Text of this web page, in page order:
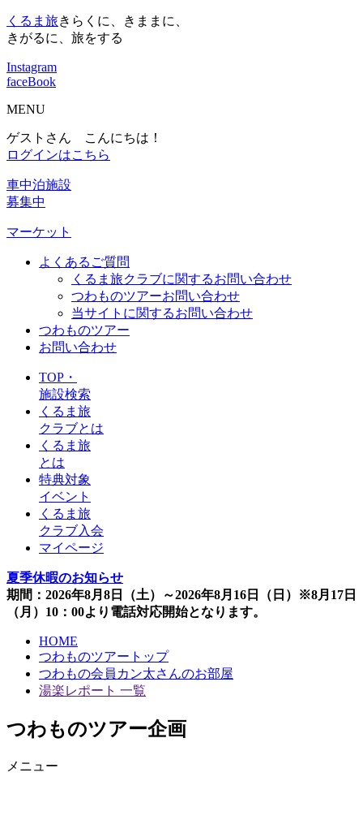
くるま旅きらくに、きままに、
きがるに、旅をする
Instagram
faceBook
MENU
ゲストさん こんにちは！
ログインはこちら
車中泊施設
募集中
マーケット
よくあるご質問
くるま旅クラブに関するお問い合わせ
つわものツアーお問い合わせ
当サイトに関するお問い合わせ
つわものツアー
お問い合わせ
TOP・
施設検索
くるま旅
クラブとは
くるま旅
とは
特典対象
イベント
くるま旅
クラブ入会
マイページ
夏季休暇のお知らせ
期間：2026年8月8日（土）～2026年8月16日（日）※8月17日
（月）10：00より電話対応開始となります。
HOME
つわものツアートップ
つわもの会員カン太さんのお部屋
湯楽レポート 一覧
つわものツアー企画
メニュー